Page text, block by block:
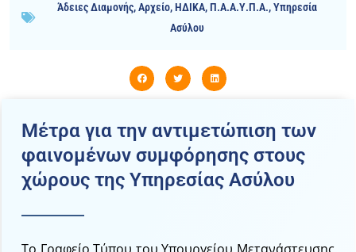
Άδειες Διαμονής,Αρχείο,ΗΔΙΚΑ,Π.Α.Α.Υ.Π.Α.,Υπηρεσία
Ασύλου
Μέτρα για την αντιμετώπιση των
φαινομένων συμφόρησης στους
χώρους της Υπηρεσίας Ασύλου
Το Γραφείο Τύπου του Υπουργείου Μετανάστευσης